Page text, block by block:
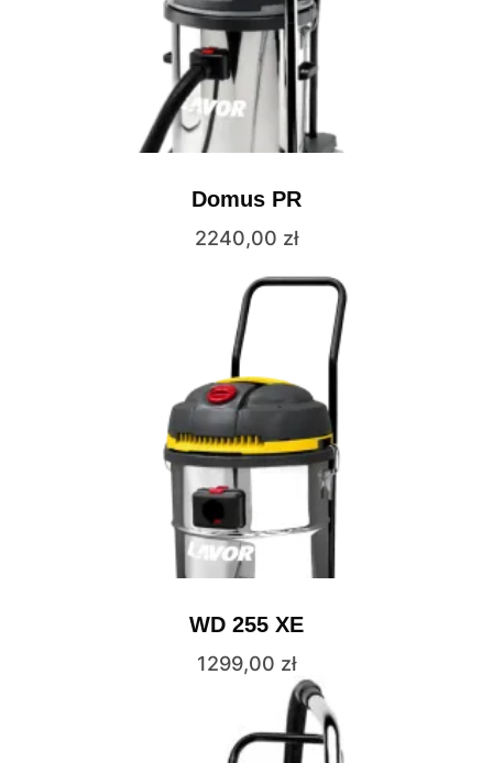
Domus PR
2240,00 zł
WD 255 XE
1299,00 zł